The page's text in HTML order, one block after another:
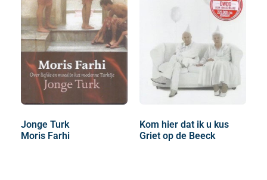
Jonge Turk
Moris Farhi
Kom hier dat ik u kus
Griet op de Beeck